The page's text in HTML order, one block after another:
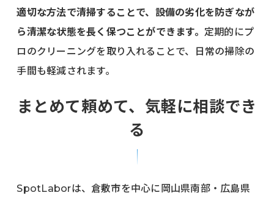
適切な方法で清掃することで、設備の劣化を防ぎなが
ら清潔な状態を長く保つことができます。 定期的にプ
ロのクリーニングを取り入れることで、日常の掃除の
手間も軽減されます。
まとめて頼めて、気軽に相談でき
る
SpotLaborは、倉敷市を中心に岡山県南部・広島県